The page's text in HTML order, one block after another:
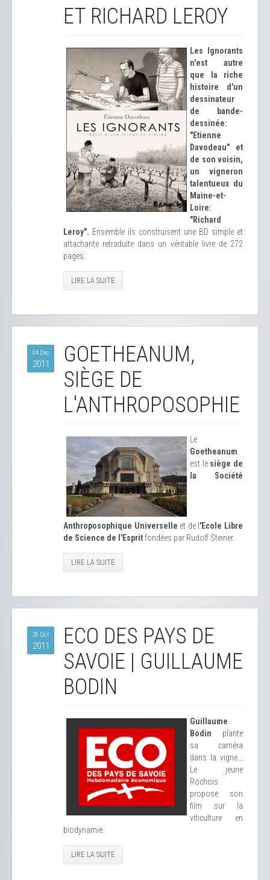
ET RICHARD LEROY
Les Ignorants
n'est autre
que la riche
histoire d'un
dessinateur
de bande-
dessinée:
"Etienne
Davodeau" et
de son voisin,
un vigneron
talentueux du
Maine-et-
Loire:
"Richard
Leroy". Ensemble ils construisent une BD simple et
attachante retraduite dans un véritable livre de 272
pages.
LIRE LA SUITE
04 Déc
2011
GOETHEANUM,
SIÈGE DE
L'ANTHROPOSOPHIE
Le
Goetheanum
est le siège de
la Société
Anthroposophique Universelle et de l 'Ecole Libre
de Science de l'Espritfondées par Rudolf Steiner.
LIRE LA SUITE
26 Oct
2011
ECO DES PAYS DE
SAVOIE | GUILLAUME
BODIN
Guillaume
Bodin plante
sa caméra
dans la vigne...
Le jeune
Rochois
propose son
film sur la
viticulture en
biodynamie.
LIRE LA SUITE